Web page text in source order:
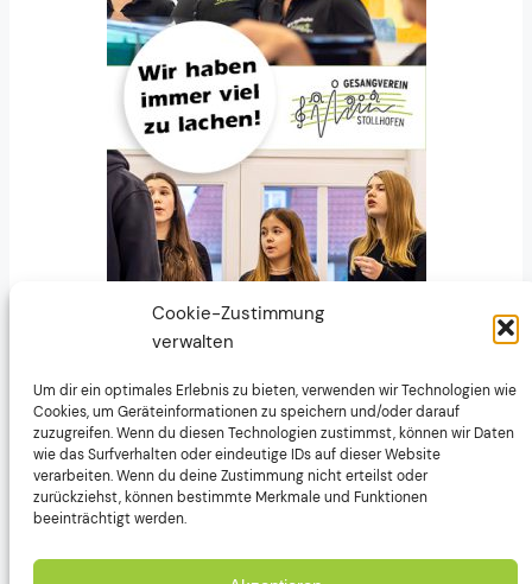
Cookie-Zustimmung
verwalten
Um dir ein optimales Erlebnis zu bieten, verwenden wir Technologien wie
Cookies, um Geräteinformationen zu speichern und/oder darauf
zuzugreifen. Wenn du diesen Technologien zustimmst, können wir Daten
wie das Surfverhalten oder eindeutige IDs auf dieser Website
verarbeiten. Wenn du deine Zustimmung nicht erteilst oder
zurückziehst, können bestimmte Merkmale und Funktionen
beeinträchtigt werden.